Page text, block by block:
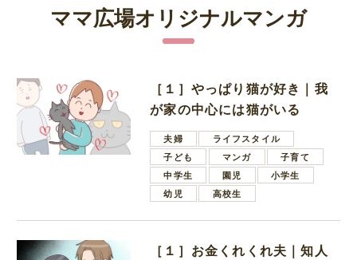
ママ広場オリジナルマンガ
［１］やっぱり猫が好き｜我
が家の中心には猫がいる
夫婦
ライフスタイル
子ども
マンガ
子育て
中学生
園児
小学生
幼児
高校生
［１］お金くれくれ夫｜知人